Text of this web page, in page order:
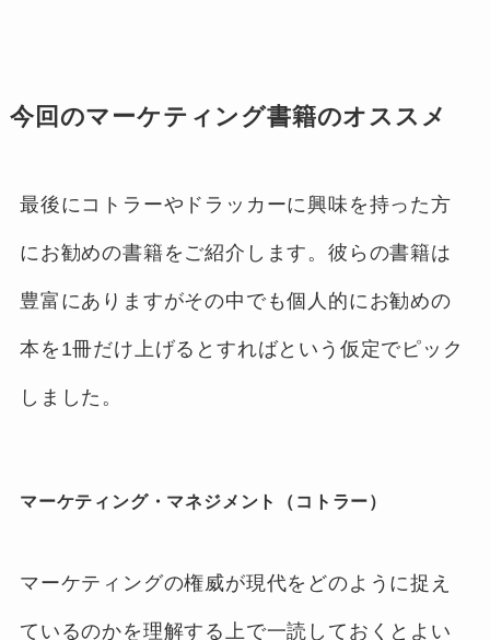
今回のマーケティング書籍のオススメ
最後にコトラーやドラッカーに興味を持った方
にお勧めの書籍をご紹介します。彼らの書籍は
豊富にありますがその中でも個人的にお勧めの
本を1冊だけ上げるとすればという仮定でピック
しました。
マーケティング・マネジメント（コトラー）
マーケティングの権威が現代をどのように捉え
ているのかを理解する上で一読しておくとよい